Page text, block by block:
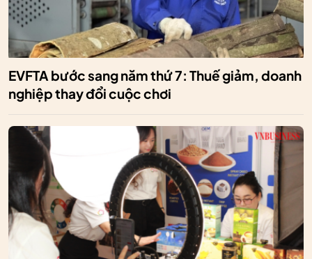
EVFTA bước sang năm thứ 7: Thuế giảm, doanh
nghiệp thay đổi cuộc chơi